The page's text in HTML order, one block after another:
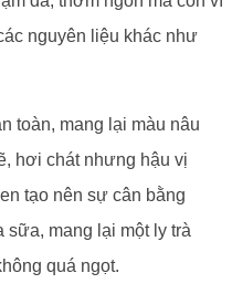
nguyên liệu khác như
toàn, mang lại màu nâu
hơi chát nhưng hậu vị
tạo nên sự cân bằng
sữa, mang lại một ly trà
quá ngọt.